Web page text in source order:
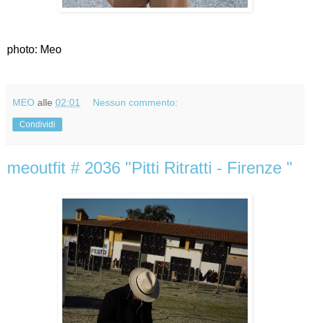
photo: Meo
MEO alle 02:01 Nessun commento:
Condividi
meoutfit # 2036 "Pitti Ritratti - Firenze "